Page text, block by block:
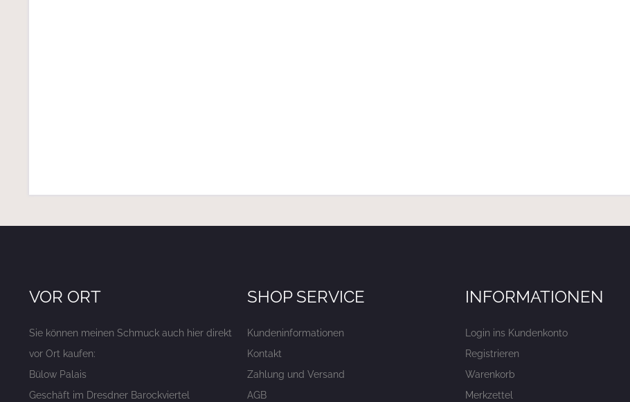
VOR ORT
Sie können meinen Schmuck auch hier direkt
vor Ort kaufen:
Bülow Palais
Geschäft im Dresdner Barockviertel
SHOP SERVICE
Kundeninformationen
Kontakt
Zahlung und Versand
AGB
INFORMATIONEN
Login ins Kundenkonto
Registrieren
Warenkorb
Merkzettel